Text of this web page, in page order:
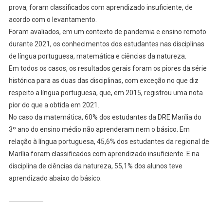
prova, foram classificados com aprendizado insuficiente, de
acordo com o levantamento.
Foram avaliados, em um contexto de pandemia e ensino remoto
durante 2021, os conhecimentos dos estudantes nas disciplinas
de língua portuguesa, matemática e ciências da natureza.
Em todos os casos, os resultados gerais foram os piores da série
histórica para as duas das disciplinas, com exceção no que diz
respeito a língua portuguesa, que, em 2015, registrou uma nota
pior do que a obtida em 2021.
No caso da matemática, 60% dos estudantes da DRE Marília do
3º ano do ensino médio não aprenderam nem o básico. Em
relação à língua portuguesa, 45,6% dos estudantes da regional de
Marília foram classificados com aprendizado insuficiente. E na
disciplina de ciências da natureza, 55,1% dos alunos teve
aprendizado abaixo do básico.